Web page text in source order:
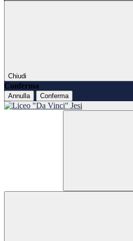
Chiudi
Conferma
Annulla Conferma